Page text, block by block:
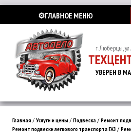
⚙️ГЛАВНОЕ МЕНЮ
г. Люберцы,
УВЕРЕН В
Главная / Услуги и цены / Подвеска / Ремонт
Ремонт подвески легкового транспорта ГАЗ /